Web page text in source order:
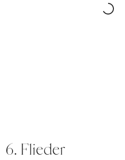
6. Flieder